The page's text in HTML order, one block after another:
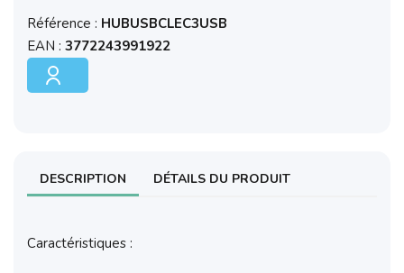
Référence : HUBUSBCLEC3USB
EAN : 3772243991922
DESCRIPTION DÉTAILS DU PRODUIT
Caractéristiques :